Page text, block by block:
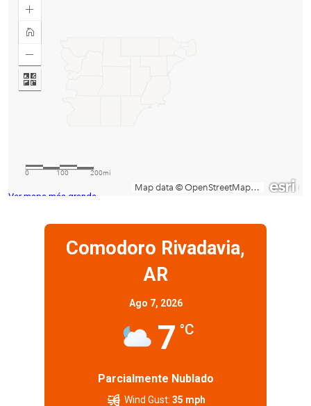
Ver mapa más grande
Comodoro Rivadavia,
AR
Ago 7, 2026
7 °C
Parcialmente Nublado
Wind Gust: 35 mph